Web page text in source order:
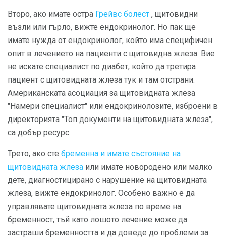
Второ, ако имате остра Грейвс болест , щитовидни
възли или гърло, вижте ендокринолог. Но пак ще
имате нужда от ендокринолог, който има специфичен
опит в лечението на пациенти с щитовидна жлеза. Вие
не искате специалист по диабет, който да третира
пациент с щитовидната жлеза тук и там отстрани.
Американската асоциация за щитовидната жлеза
"Намери специалист" или ендокринолозите, изброени в
директорията "Топ документи на щитовидната жлеза",
са добър ресурс.
Трето, ако сте бременна и имате състояние на
щитовидната жлеза или имате новородено или малко
дете, диагностицирано с нарушение на щитовидната
жлеза, вижте ендокринолог. Особено важно е да
управлявате щитовидната жлеза по време на
бременност, тъй като лошото лечение може да
застраши бременността и да доведе до проблеми за